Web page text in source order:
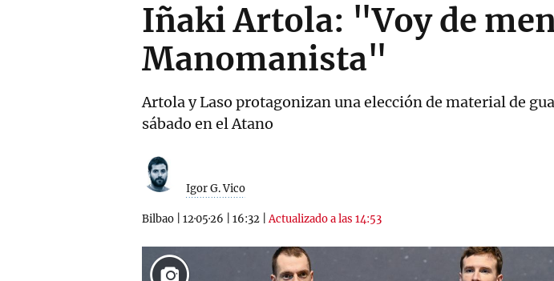
Iñaki Artola: "Voy de
Manomanista"
Artola y Laso protagonizan una elección de material de
sábado en el Atano
Igor G. Vico
Bilbao 12·05·26 16:32 |Actualizado a las 14:53